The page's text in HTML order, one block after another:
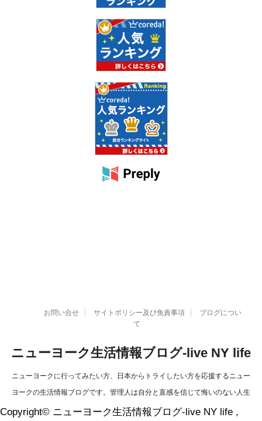
お問い合せ サイトポリシー及び免責事項
ブログについ
て
ニューヨーク生活情報ブログ-live NY life
ニューヨークに行ってみたい方、日本からトライしたい方を応援するニュー
ヨークの生活情報ブログです。管理人は自分と直感を信じて悔いのない人生
を過ごすことを決意、今まで出来なかったことを実現しました！信じる力と
Copyright© ニューヨーク生活情報ブログ-live NY life ,